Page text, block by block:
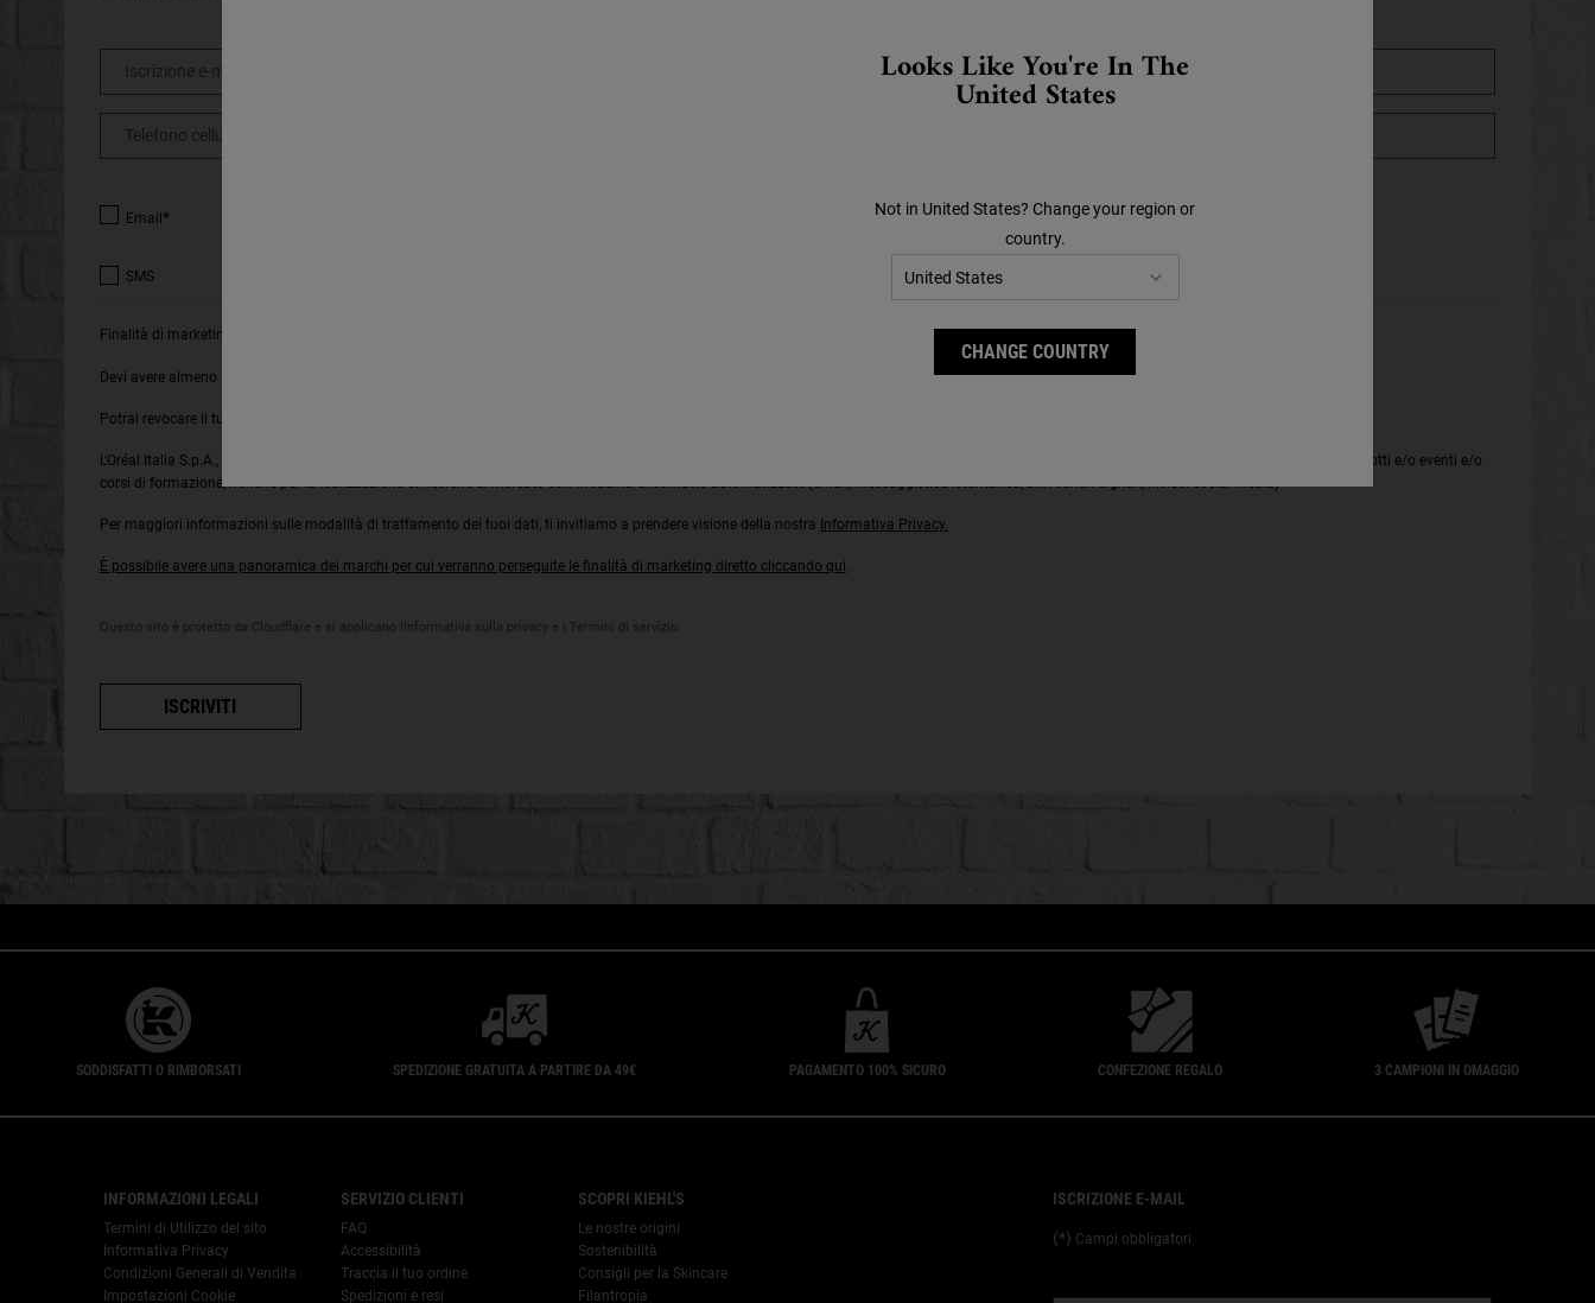
Iscrizione e-mail
Telefono cellulare
Email*
SMS
Finalità di marketing diretto di L'Oréal Italia S.p.A.
Devi avere almeno 16 anni per ricevere le nostre comunicazioni.
Potrai revocare il tuo consenso in qualsiasi momento attraverso il link che troverai in ogni comunicazione inviata o contattando il servizio consumatori.
L'Oréal Italia S.p.A., in relazione ai prodotti e servizi riconducibili ai marchi del Gruppo L’Oréal, tratterà i tuoi dati personali per inviarti e mostrarti comunicazioni contenenti offerte e novità relativi a prodotti e/o eventi e/o
corsi di formazione, nonché per la realizzazione di ricerche di mercato con modalità di contatto automatizzate (email, messaggistica istantanea, altri canali digitali, inclusi social media)
Per maggiori informazioni sulle modalità di trattamento dei tuoi dati, ti invitiamo a prendere visione della nostra Informativa Privacy.
È possibile avere una panoramica dei marchi per cui verranno perseguite le finalità di marketing diretto cliccando qui
Questo sito è protetto da Cloudflare e si applicano lInformativa sulla privacy e i Termini di servizio.
ISCRIVITI
SODDISFATTI O RIMBORSATI SPEDIZIONE GRATUITA A PARTIRE DA 49€ PAGAMENTO 100% SICURO CONFEZIONE REGALO 3 CAMPIONI IN OMAGGIO
INFORMAZIONI LEGALI
Termini di Utilizzo del sito
Informativa Privacy
Condizioni Generali di Vendita
Impostazioni Cookie
SERVIZIO CLIENTI
FAQ
Accessibilità
Traccia il tuo ordine
Spedizioni e resi
SCOPRI KIEHL'S
Le nostre origini
Sostenibilità
Consigli per la Skincare
Filantropia
ISCRIZIONE E-MAIL
(*) Campi obbligatori
Looks Like You're In The
United States
Not in United States? Change your region or
country.
CHANGE COUNTRY